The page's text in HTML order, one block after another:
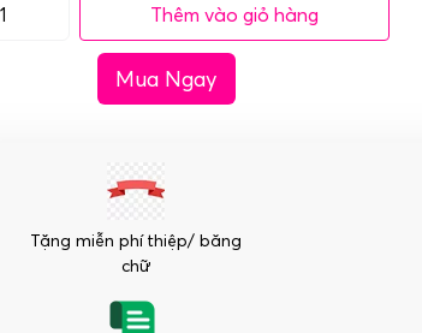
Bình
Quý
Thêm vào giỏ hàng
Mua Ngay
Tặng miễn phí thiệp/ băng
chữ